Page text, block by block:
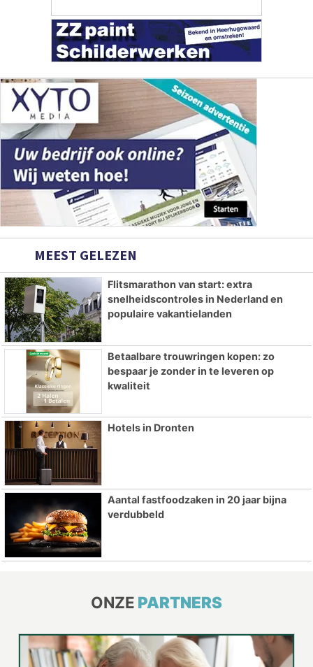
MEEST GELEZEN
Flitsmarathon van start: extra
snelheidscontroles in Nederland en
populaire vakantielanden
Betaalbare trouwringen kopen: zo
bespaar je zonder in te leveren op
kwaliteit
Hotels in Dronten
Aantal fastfoodzaken in 20 jaar bijna
verdubbeld
ONZE PARTNERS